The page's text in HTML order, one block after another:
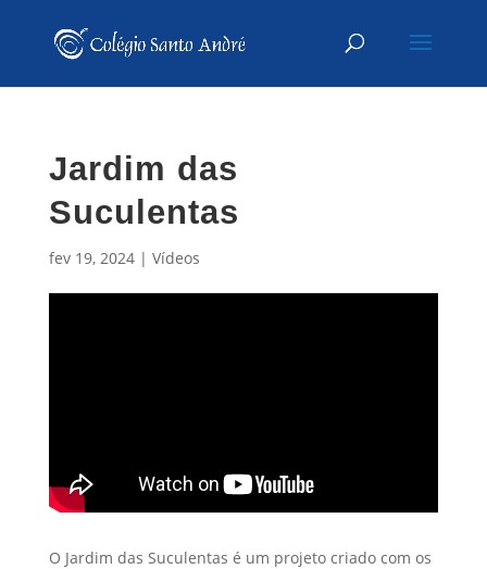
Jardim das
Suculentas
fev 19, 2024| Vídeos
O Jardim das Suculentas é um projeto criado com os